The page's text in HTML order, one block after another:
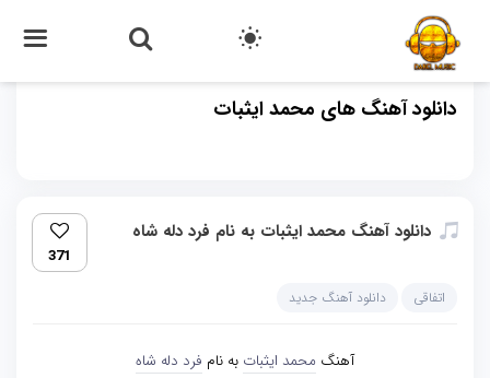
دانلود آهنگ های محمد ایثبات
دانلود آهنگ محمد ایثبات به نام فرد دله شاه
371
اتفاقی دانلود آهنگ جدید
آهنگ محمد ایثبات به نام فرد دله شاه